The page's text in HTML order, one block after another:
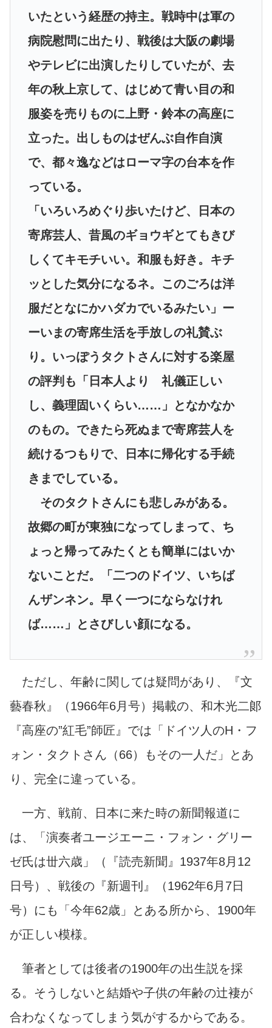
いたという経歴の持主。戦時中は軍の
病院慰問に出たり、戦後は大阪の劇場
やテレビに出演したりしていたが、去
年の秋上京して、はじめて青い目の和
服姿を売りものに上野・鈴本の高座に
立った。出しものはぜんぶ自作自演
で、都々逸などはローマ字の台本を作
っている。
「いろいろめぐり歩いたけど、日本の
寄席芸人、昔風のギョウギとてもきび
しくてキモチいい。和服も好き。キチ
ッとした気分になるネ。このごろは洋
服だとなにかハダカでいるみたい」ー
ーいまの寄席生活を手放しの礼賛ぶ
り。いっぽうタクトさんに対する楽屋
の評判も「日本人より 礼儀正しい
し、義理固いくらい……」となかなか
のもの。できたら死ぬまで寄席芸人を
続けるつもりで、日本に帰化する手続
きまでしている。
そのタクトさんにも悲しみがある。
故郷の町が東独になってしまって、ち
ょっと帰ってみたくとも簡単にはいか
ないことだ。「二つのドイツ、いちば
んザンネン。早く一つにならなけれ
ば……」とさびしい顔になる。
ただし、年齢に関しては疑問があり、『文
藝春秋』（1966年6月号）掲載の、和木光二郞
『高座の”紅毛”師匠』では「ドイツ人のH・フ
ォン・タクトさん（66）もその一人だ」とあ
り、完全に違っている。
一方、戦前、日本に来た時の新聞報道に
は、「演奏者ユージエーニ・フォン・グリー
ゼ氏は丗六歳」（『読売新聞』1937年8月12
日号） 、戦後の『新週刊』（1962年6月7日
号）にも「今年62歳」とある所から、1900年
が正しい模様。
筆者としては後者の1900年の出生説を採
る。 そうしないと結婚や子供の年齢の辻褄が
合わなくなってしまう気がするからである。